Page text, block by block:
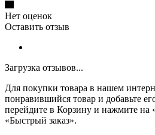
Нет оценок
Оставить отзыв
Загрузка отзывов...
Для покупки товара в нашем
понравившийся товар и добавьте
перейдите в Корзину и нажмите на
«Быстрый заказ».